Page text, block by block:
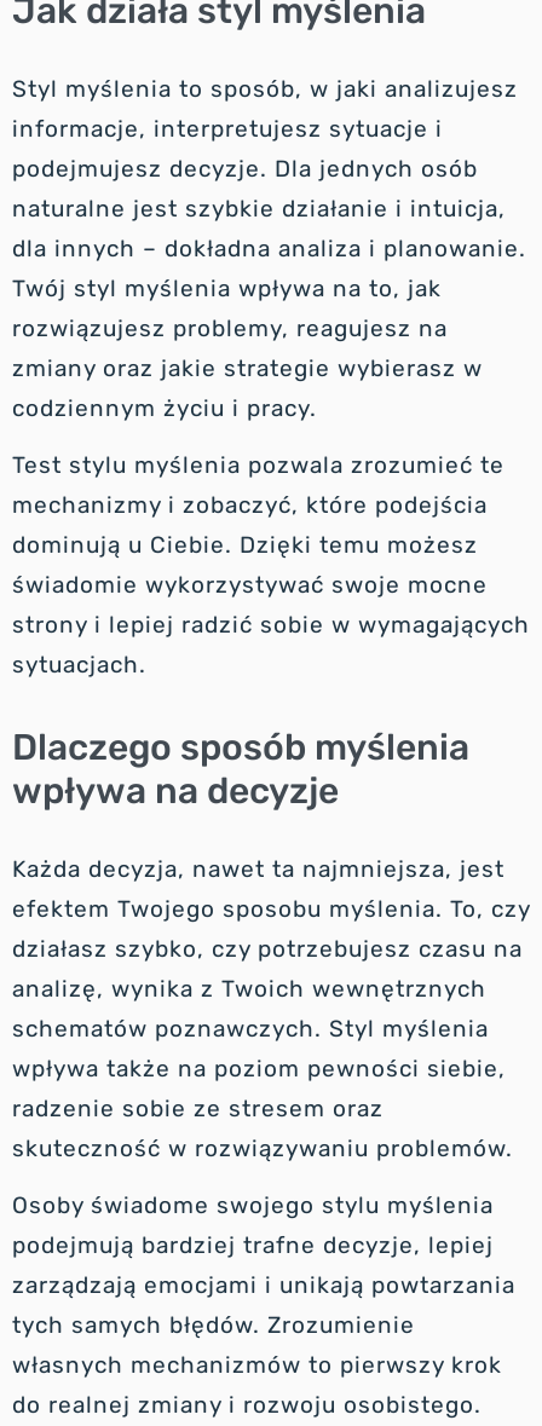
Jak działa styl myślenia
Styl myślenia to sposób, w jaki analizujesz
informacje, interpretujesz sytuacje i
podejmujesz decyzje. Dla jednych osób
naturalne jest szybkie działanie i intuicja,
dla innych – dokładna analiza i planowanie.
Twój styl myślenia wpływa na to, jak
rozwiązujesz problemy, reagujesz na
zmiany oraz jakie strategie wybierasz w
codziennym życiu i pracy.
Test stylu myślenia pozwala zrozumieć te
mechanizmy i zobaczyć, które podejścia
dominują u Ciebie. Dzięki temu możesz
świadomie wykorzystywać swoje mocne
strony i lepiej radzić sobie w wymagających
sytuacjach.
Dlaczego sposób myślenia
wpływa na decyzje
Każda decyzja, nawet ta najmniejsza, jest
efektem Twojego sposobu myślenia. To, czy
działasz szybko, czy potrzebujesz czasu na
analizę, wynika z Twoich wewnętrznych
schematów poznawczych. Styl myślenia
wpływa także na poziom pewności siebie,
radzenie sobie ze stresem oraz
skuteczność w rozwiązywaniu problemów.
Osoby świadome swojego stylu myślenia
podejmują bardziej trafne decyzje, lepiej
zarządzają emocjami i unikają powtarzania
tych samych błędów. Zrozumienie
własnych mechanizmów to pierwszy krok
do realnej zmiany i rozwoju osobistego.